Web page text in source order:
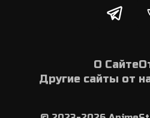
О Сайте
Другие сайты от